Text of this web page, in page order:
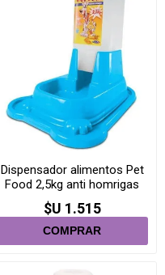
Dispensador alimentos Pet
Food 2,5kg anti homrigas
$U 1.515